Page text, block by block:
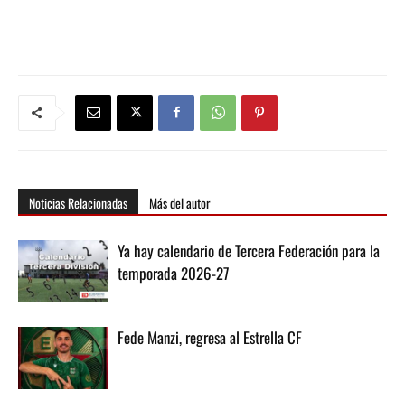
Noticias Relacionadas Más del autor
Ya hay calendario de Tercera Federación para la
temporada 2026-27
Fede Manzi, regresa al Estrella CF